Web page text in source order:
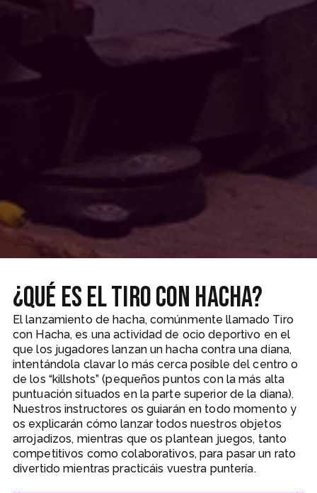
¿Qué es el tiro con hacha?
El lanzamiento de hacha, comúnmente llamado Tiro
con Hacha, es una actividad de ocio deportivo en el
que los jugadores lanzan un hacha contra una diana,
intentándola clavar lo más cerca posible del centro o
de los “killshots” (pequeños puntos con la más alta
puntuación situados en la parte superior de la diana).
Nuestros instructores os guiarán en todo momento y
os explicarán cómo lanzar todos nuestros objetos
arrojadizos, mientras que os plantean juegos, tanto
competitivos como colaborativos, para pasar un rato
divertido mientras practicáis vuestra puntería.